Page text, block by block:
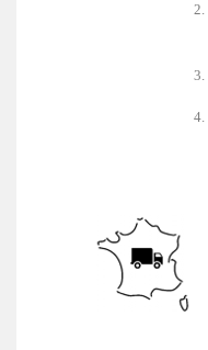
2.
3.
4.